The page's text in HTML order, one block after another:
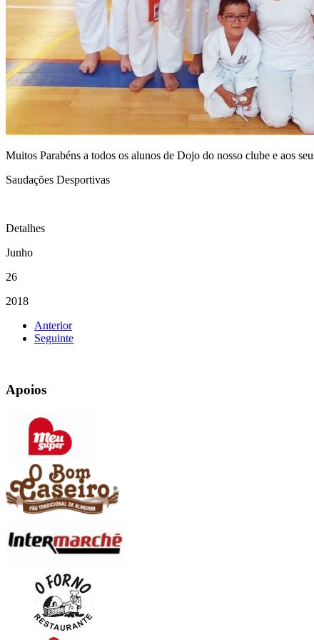
Muitos Parabéns a todos os alunos de Dojo do nosso clube e aos
Saudações Desportivas
Detalhes
Junho
26
2018
Anterior
Seguinte
Apoios